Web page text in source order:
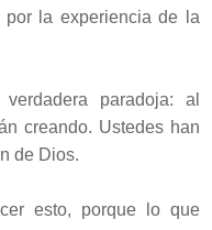
por la experiencia de la
paradoja: al
creando. Ustedes han
de Dios.
esto, porque lo que